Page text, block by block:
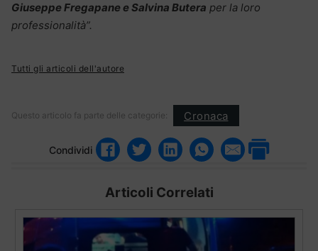
Giuseppe Fregapane e Salvina Butera per la loro
professionalità”.
Tutti gli articoli dell'autore
Questo articolo fa parte delle categorie: Cronaca
Condividi
Articoli Correlati